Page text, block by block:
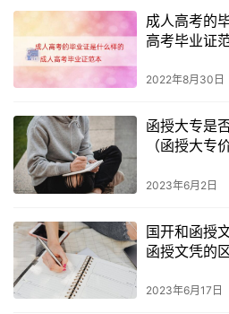
– 广州理工学院：学制2.5年，学
– 广东外语外贸大学：学制3年
– 广东成人高考收费标准一般是
要看报读的专业和学校。报考须
数满20人开。
成人高考的
高考毕业证范
2022年8月30日
函授大专是
（函授大专
2023年6月2日
国开和函授
函授文凭的
2023年6月17日